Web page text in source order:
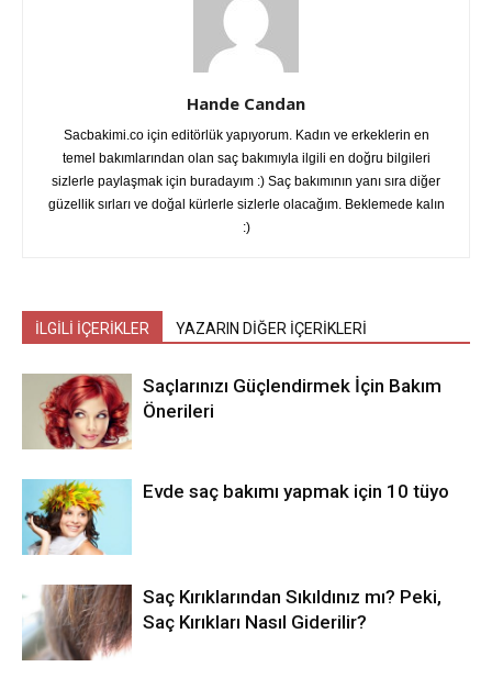
Hande Candan
Sacbakimi.co için editörlük yapıyorum. Kadın ve erkeklerin en
temel bakımlarından olan saç bakımıyla ilgili en doğru bilgileri
sizlerle paylaşmak için buradayım :) Saç bakımının yanı sıra diğer
güzellik sırları ve doğal kürlerle sizlerle olacağım. Beklemede kalın
:)
İLGİLİ İÇERİKLER YAZARIN DİĞER İÇERİKLERİ
Saçlarınızı Güçlendirmek İçin Bakım
Önerileri
Evde saç bakımı yapmak için 10 tüyo
Saç Kırıklarından Sıkıldınız mı? Peki,
Saç Kırıkları Nasıl Giderilir?